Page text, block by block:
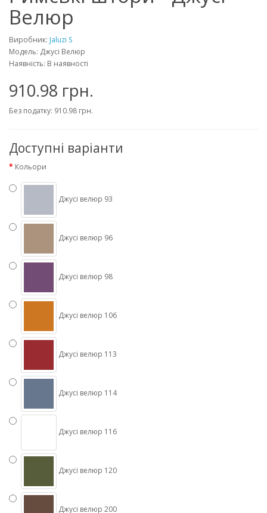
Велюр
Виробник: Jaluzi S
Модель: Джусі Велюр
Наявність: В наявності
910.98 грн.
Без податку: 910.98 грн.
Доступні варіанти
Кольори
Джусі велюр 93
Джусі велюр 96
Джусі велюр 98
Джусі велюр 106
Джусі велюр 113
Джусі велюр 114
Джусі велюр 116
Джусі велюр 120
Джусі велюр 200